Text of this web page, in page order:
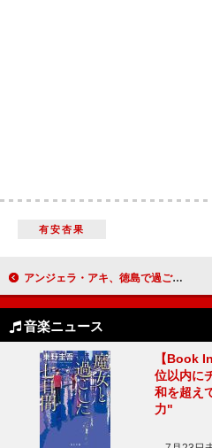
有安杏果
アンジェラ・アキ、徳島で過ごした幼少期の映像なども使用した「Forgiveness」MV公開
音楽ニュース
【Book
位以内に
和を超え
力"